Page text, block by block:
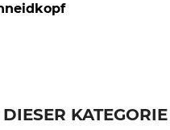
KATEGORIE